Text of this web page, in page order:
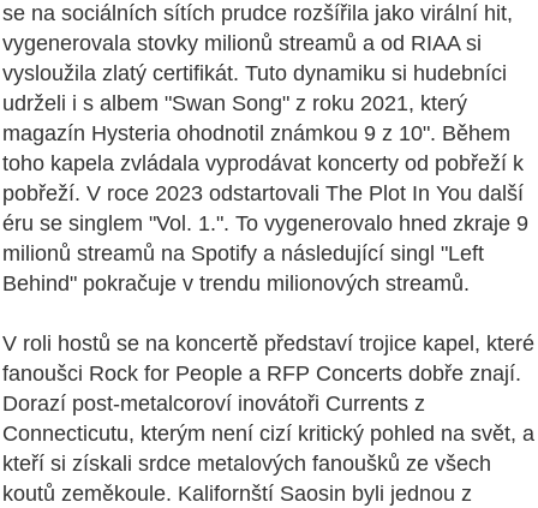
se na sociálních sítích prudce rozšířila jako virální hit,
vygenerovala stovky milionů streamů a od RIAA si
vysloužila zlatý certifikát. Tuto dynamiku si hudebníci
udrželi i s albem "Swan Song" z roku 2021, který
magazín Hysteria ohodnotil známkou 9 z 10". Během
toho kapela zvládala vyprodávat koncerty od pobřeží k
pobřeží. V roce 2023 odstartovali The Plot In You další
éru se singlem "Vol. 1.". To vygenerovalo hned zkraje 9
milionů streamů na Spotify a následující singl "Left
Behind" pokračuje v trendu milionových streamů.
V roli hostů se na koncertě představí trojice kapel, které
fanoušci Rock for People a RFP Concerts dobře znají.
Dorazí post-metalcoroví inovátoři Currents z
Connecticutu, kterým není cizí kritický pohled na svět, a
kteří si získali srdce metalových fanoušků ze všech
koutů zeměkoule. Kalifornští Saosin byli jednou z